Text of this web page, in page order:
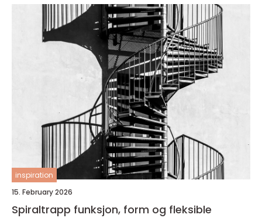
inspiration
15. February 2026
Spiraltrapp funksjon, form og fleksible